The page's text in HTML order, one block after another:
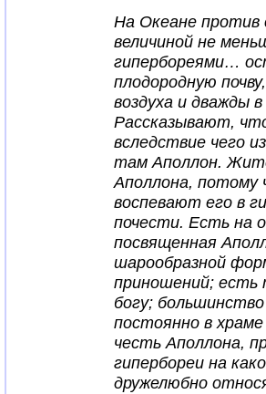
На Океане против
величиной не
гипербореями…
плодородную
воздуха и дважды
Рассказывают,
вследствие чего
там Аполлон.
Аполлона, потому
воспевают его в
почести. Есть на
посвященная
шарообразной
приношений; есть
богу;
постоянно в
честь Аполлона,
гипербореи на
дружелюбно